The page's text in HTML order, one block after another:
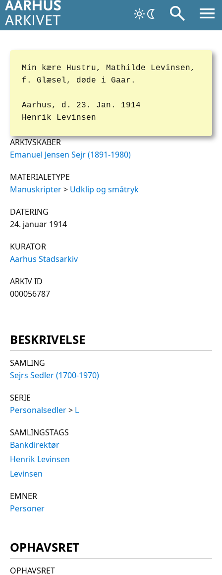
Min kære Hustru, Mathilde Levinsen,
f. Glæsel, døde i Gaar.
Aarhus, d. 23. Jan. 1914
Henrik Levinsen
ARKIVSKABER
Emanuel Jensen Sejr (1891-1980)
MATERIALETYPE
Manuskripter> Udklip og småtryk
DATERING
24. januar 1914
KURATOR
Aarhus Stadsarkiv
ARKIV ID
000056787
BESKRIVELSE
SAMLING
Sejrs Sedler (1700-1970)
SERIE
Personalsedler> L
SAMLINGSTAGS
Bankdirektør
Henrik Levinsen
Levinsen
EMNER
Personer
OPHAVSRET
OPHAVSRET